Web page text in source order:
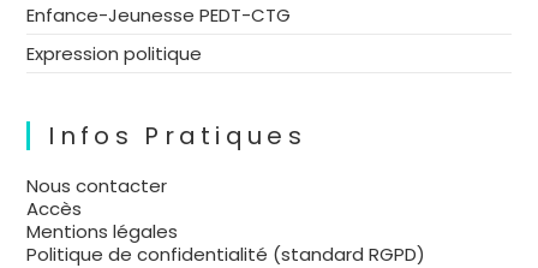
Enfance-Jeunesse PEDT-CTG
Expression politique
Infos Pratiques
Nous contacter
Accès
Mentions légales
Politique de confidentialité (standard RGPD)